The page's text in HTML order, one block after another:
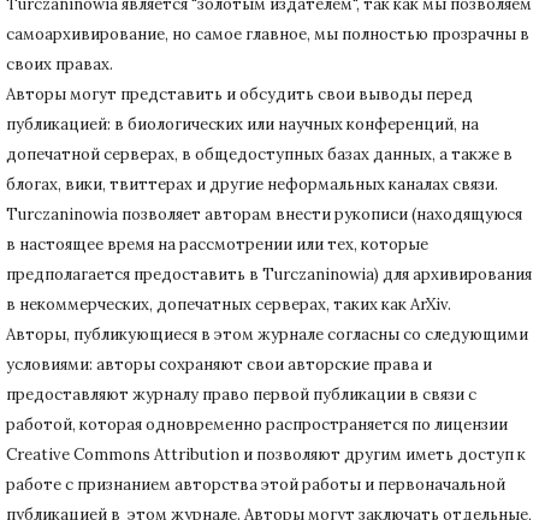
Turczaninowiа является "золотым издателем", так как мы позволяем
самоархивирование, но самое главное, мы полностью прозрачны в
своих правах.
Авторы могут представить и обсудить свои выводы перед
публикацией: в биологических или научных конференций, на
допечатной серверах, в общедоступных базах данных, а также в
блогах, вики, твиттерах и другие неформальных каналах связи.
Turczaninowiа позволяет авторам внести рукописи (находящуюся
в настоящее время на рассмотрении или тех, которые
предполагается предоставить в Turczaninowia) для архивирования
в некоммерческих, допечатных серверах, таких как ArXiv.
Авторы, публикующиеся в этом журнале согласны со следующими
условиями: авторы сохраняют свои авторские права и
предоставляют журналу право первой публикации в связи с
работой, которая одновременно распространяется по лицензии
Creative Commons Attribution и позволяют другим иметь доступ к
работе с признанием авторства этой работы и первоначальной
публикацией в этом журнале. Авторы могут заключать отдельные,